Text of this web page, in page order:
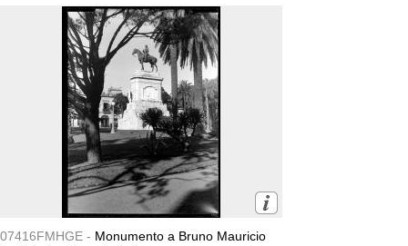
07416FMHGE - Monumento a Bruno Mauricio